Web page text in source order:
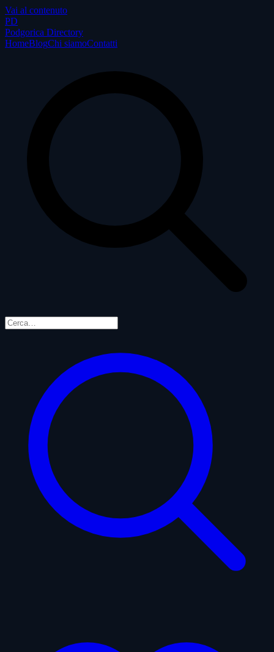
Vai al contenuto
PD
Podgorica Directory
HomeBlogChi siamoContatti